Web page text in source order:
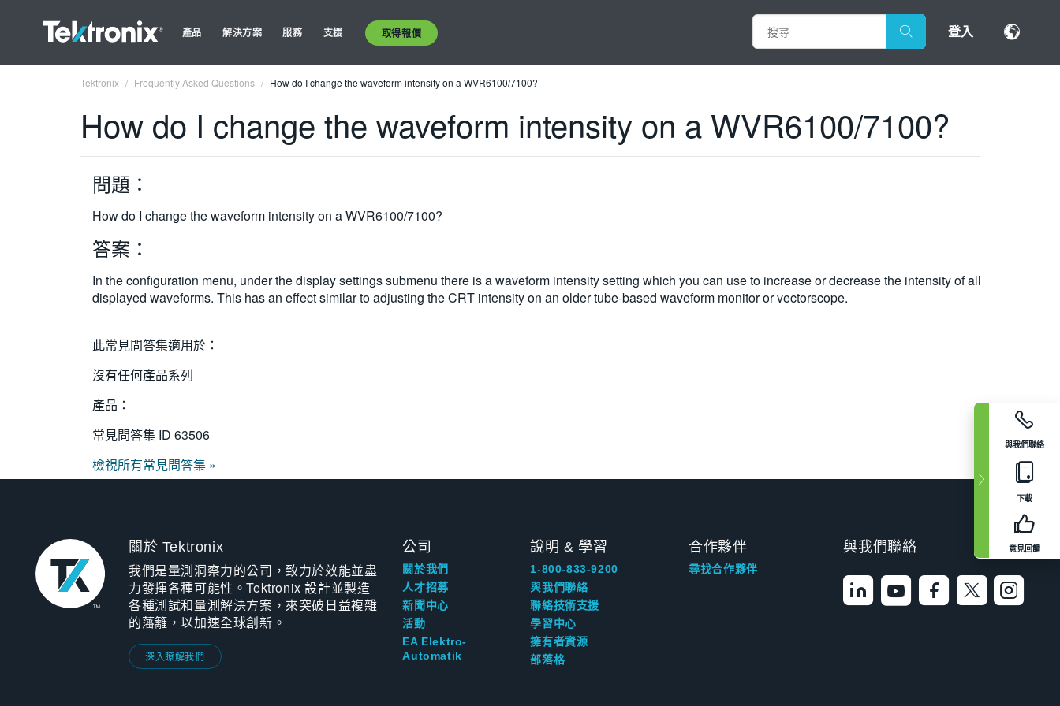
產品 解決方案 服務 支援 取得報價 登入
與我們聯絡
下載
意見回饋
Tektronix Frequently Asked Questions How do I change the waveform intensity on a WVR6100/7100?
How do I change the waveform intensity on a WVR6100/7100?
問題：
How do I change the waveform intensity on a WVR6100/7100?
答案：
In the configuration menu, under the display settings submenu there is a waveform intensity setting which you can use to increase or decrease the intensity of all
displayed waveforms. This has an effect similar to adjusting the CRT intensity on an older tube-based waveform monitor or vectorscope.
此常見問答集適用於：
沒有任何產品系列
產品：
常見問答集 ID 63506
檢視所有常見問答集 »
關於 Tektronix
我們是量測洞察力的公司，致力於效能並盡
力發揮各種可能性。Tektronix 設計並製造
各種測試和量測解決方案，來突破日益複雜
的藩籬，以加速全球創新。
深入瞭解我們
公司
關於我們
人才招募
新聞中心
活動
EA Elektro-
Automatik
說明 & 學習
1-800-833-9200
與我們聯絡
聯絡技術支援
學習中心
擁有者資源
部落格
合作夥伴
尋找合作夥伴
與我們聯絡